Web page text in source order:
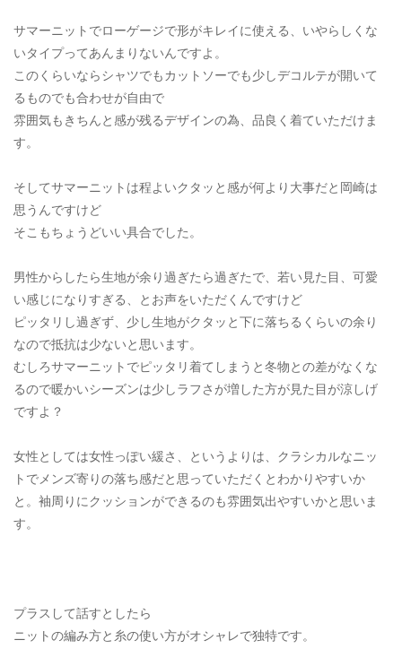
サマーニットでローゲージで形がキレイに使える、いやらしくな
いタイプってあんまりないんですよ。
このくらいならシャツでもカットソーでも少しデコルテが開いて
るものでも合わせが自由で
雰囲気もきちんと感が残るデザインの為、品良く着ていただけま
す。
そしてサマーニットは程よいクタッと感が何より大事だと岡崎は
思うんですけど
そこもちょうどいい具合でした。
男性からしたら生地が余り過ぎたら過ぎたで、若い見た目、可愛
い感じになりすぎる、とお声をいただくんですけど
ピッタリし過ぎず、少し生地がクタッと下に落ちるくらいの余り
なので抵抗は少ないと思います。
むしろサマーニットでピッタリ着てしまうと冬物との差がなくな
るので暖かいシーズンは少しラフさが増した方が見た目が涼しげ
ですよ？
女性としては女性っぽい緩さ、というよりは、クラシカルなニッ
トでメンズ寄りの落ち感だと思っていただくとわかりやすいか
と。袖周りにクッションができるのも雰囲気出やすいかと思いま
す。
プラスして話すとしたら
ニットの編み方と糸の使い方がオシャレで独特です。